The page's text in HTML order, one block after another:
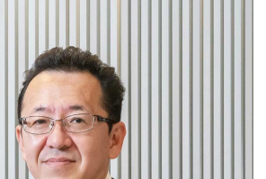
MD販売部